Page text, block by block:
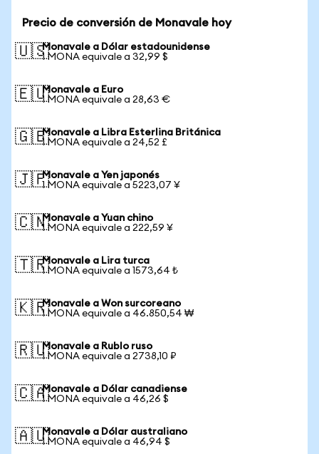
Precio de conversión de Monavale hoy
🇺🇸Monavale a Dólar estadounidense
1 MONA equivale a 32,99 $
🇪🇺Monavale a Euro
1 MONA equivale a 28,63 €
🇬🇧Monavale a Libra Esterlina Británica
1 MONA equivale a 24,52 £
🇯🇵Monavale a Yen japonés
1 MONA equivale a 5223,07 ¥
🇨🇳Monavale a Yuan chino
1 MONA equivale a 222,59 ¥
🇹🇷Monavale a Lira turca
1 MONA equivale a 1573,64 ₺
🇰🇷Monavale a Won surcoreano
1 MONA equivale a 46.850,54 ₩
🇷🇺Monavale a Rublo ruso
1 MONA equivale a 2738,10 ₽
🇨🇦Monavale a Dólar canadiense
1 MONA equivale a 46,26 $
🇦🇺Monavale a Dólar australiano
1 MONA equivale a 46,94 $